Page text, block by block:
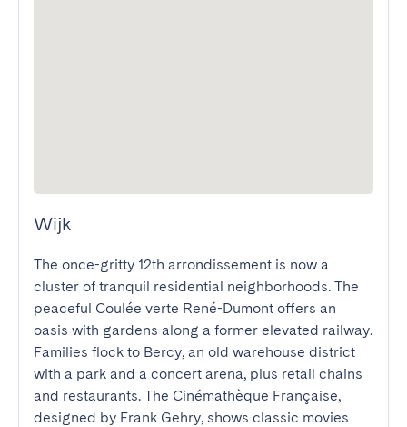
Wijk
The once-gritty 12th arrondissement is now a
cluster of tranquil residential neighborhoods. The
peaceful Coulée verte René-Dumont offers an
oasis with gardens along a former elevated railway.
Families flock to Bercy, an old warehouse district
with a park and a concert arena, plus retail chains
and restaurants. The Cinémathèque Française,
designed by Frank Gehry, shows classic movies